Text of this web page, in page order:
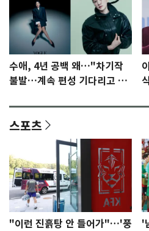
수애, 4년 공백 왜…"차기작
불발…계속 편성 기다리고 있
스포츠
"이런 진흙탕 안 들어가"…'풍
'